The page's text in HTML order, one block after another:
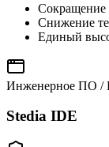
Сокращение
Снижение
Единый
Инженерное ПО /
Stedia IDE